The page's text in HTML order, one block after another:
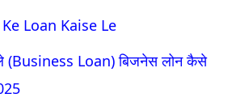
Loan Kaise Le
(Business Loan) बिजनेस लोन कैसे